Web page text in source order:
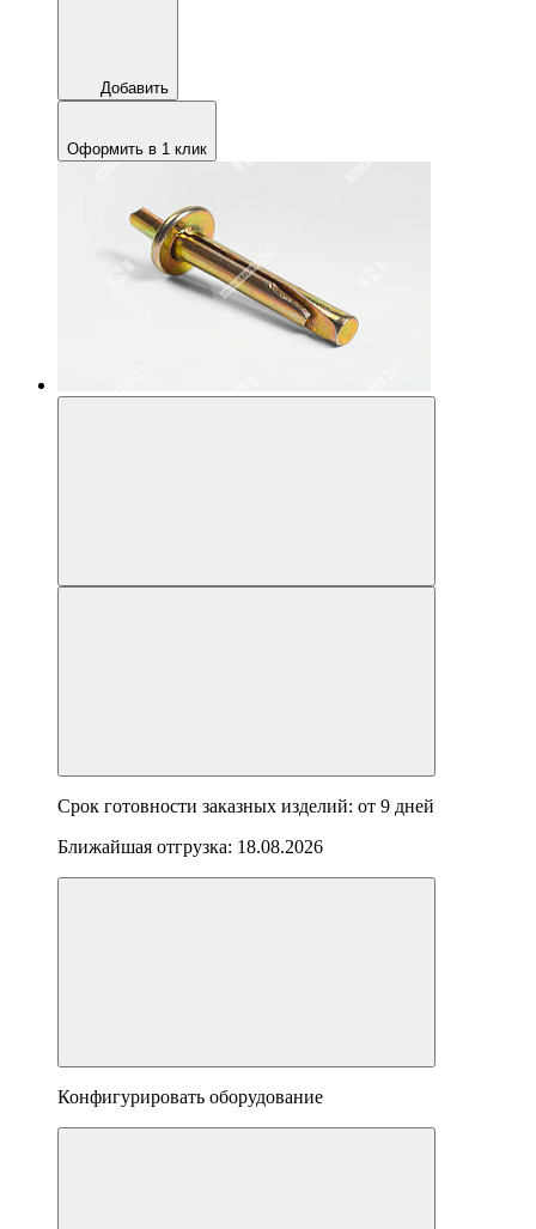
Добавить
Оформить в 1 клик
Срок готовности заказных изделий: от 9 дней
Ближайшая отгрузка: 18.08.2026
Конфигурировать оборудование